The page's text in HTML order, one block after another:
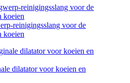
reinigingsslang voor de
koeien
dilatator voor koeien en